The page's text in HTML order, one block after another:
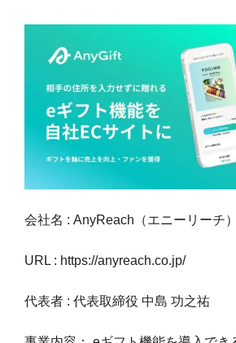
会社名 : AnyReach（エニーリーチ
URL : https://anyreach.co.jp/
代表者 : 代表取締役 中島 功之祐